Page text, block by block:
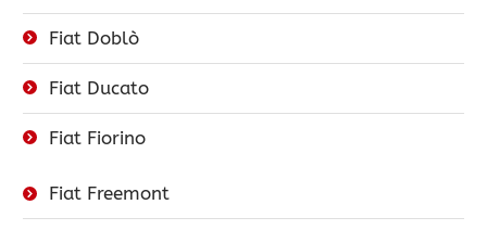
Fiat Doblò
Fiat Ducato
Fiat Fiorino
Fiat Freemont